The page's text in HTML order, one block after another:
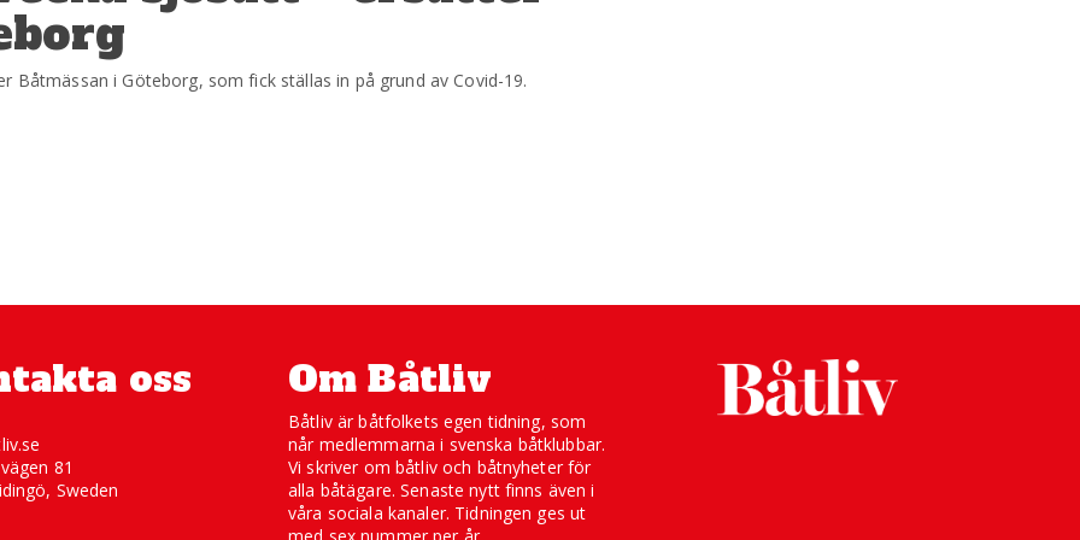
Båtmässan i Göteborg, som fick ställas in på grund av Covid-19.
oss
81
Sweden
Om Båtliv
Båtliv är båtfolkets egen tidning, som
når medlemmarna i svenska båtklubbar.
Vi skriver om båtliv och båtnyheter för
alla båtägare. Senaste nytt finns även i
våra sociala kanaler. Tidningen ges ut